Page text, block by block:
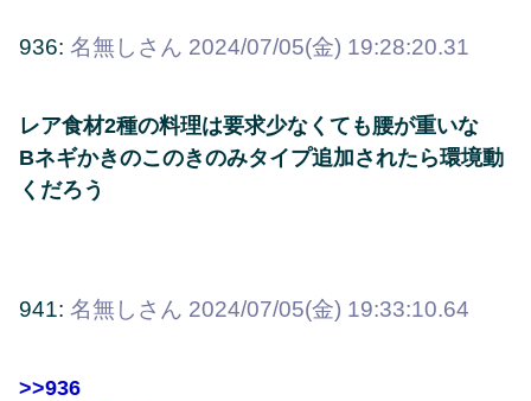
936: 名無しさん 2024/07/05(金) 19:28:20.31
レア食材2種の料理は要求少なくても腰が重いな
Bネギかきのこのきのみタイプ追加されたら環境動
くだろう
941: 名無しさん 2024/07/05(金) 19:33:10.64
>>936